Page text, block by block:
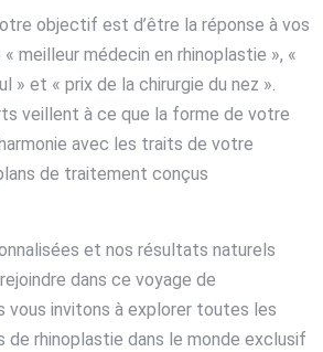
objectif est d’être la réponse à vos
meilleur médecin en rhinoplastie », «
» et « prix de la chirurgie du nez ».
veillent à ce que la forme de votre
avec les traits de votre
de traitement conçus
et nos résultats naturels
dans ce voyage de
vous invitons à explorer toutes les
de rhinoplastie dans le monde exclusif